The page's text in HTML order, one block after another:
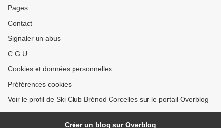
Pages
Contact
Signaler un abus
C.G.U.
Cookies et données personnelles
Préférences cookies
Voir le profil de Ski Club Brénod Corcelles sur le portail Overblog
Créer un blog sur Overblog